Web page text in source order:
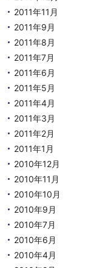
2011年11月
2011年9月
2011年8月
2011年7月
2011年6月
2011年5月
2011年4月
2011年3月
2011年2月
2011年1月
2010年12月
2010年11月
2010年10月
2010年9月
2010年7月
2010年6月
2010年4月